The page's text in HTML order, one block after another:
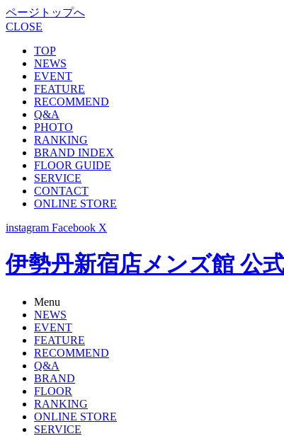
ページトップへ
CLOSE
TOP
NEWS
EVENT
FEATURE
RECOMMEND
Q&A
PHOTO
RANKING
BRAND INDEX
FLOOR GUIDE
SERVICE
CONTACT
ONLINE STORE
instagram Facebook X
伊勢丹新宿店メンズ館 公
Menu
NEWS
EVENT
FEATURE
RECOMMEND
Q&A
BRAND
FLOOR
RANKING
ONLINE STORE
SERVICE